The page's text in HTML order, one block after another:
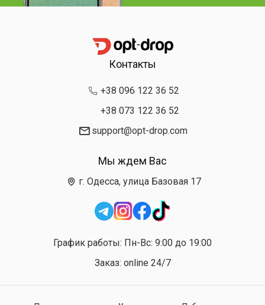
Контакты
+38 096 122 36 52
+38 073 122 36 52
support@opt-drop.com
Мы ждем Вас
г. Одесса, улица Базовая 17
График работы: Пн-Вс: 9:00 до 19:00
Заказ: online 24/7